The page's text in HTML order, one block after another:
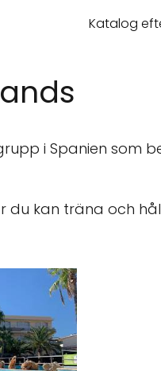
Katalog
i Spanien som
du kan träna och